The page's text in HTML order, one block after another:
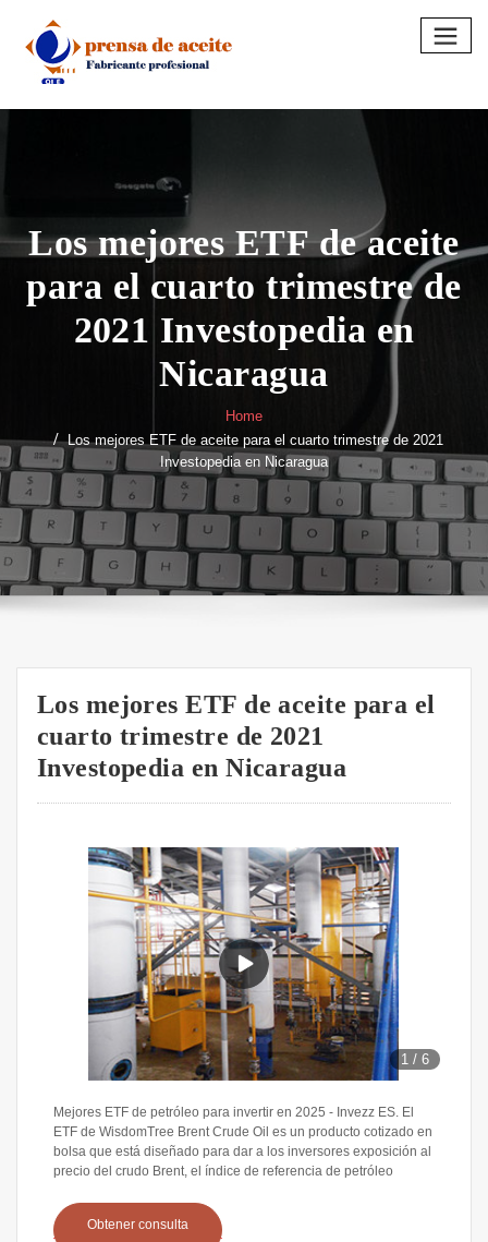
content
Los mejores ETF de aceite
para el cuarto trimestre de
2021 Investopedia en
Nicaragua
Home
Los mejores ETF de aceite para el cuarto trimestre de 2021
Investopedia en Nicaragua
Los mejores ETF de aceite para el
cuarto trimestre de 2021
Investopedia en Nicaragua
1 /6
Mejores ETF de petróleo para invertir en 2025 - Invezz ES. El
ETF de WisdomTree Brent Crude Oil es un producto cotizado en
bolsa que está diseñado para dar a los inversores exposición al
precio del crudo Brent, el índice de referencia de petróleo
Obtener consulta